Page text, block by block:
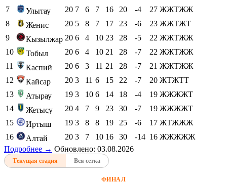
7
Улытау 20 7 6 7 16 20 -4 27 ЖЖТЖЖ
8
Женис 20 5 8 7 17 23 -6 23 ЖЖТЖТ
9
Кызылжар 20 6 4 10 23 28 -5 22 ЖЖТЖЖ
10
Тобыл 20 6 4 10 21 28 -7 22 ЖЖТЖЖ
11
Каспий 20 6 3 11 21 28 -7 21 ЖЖТЖЖ
12
Кайсар 20 3 11 6 15 22 -7 20 ЖТЖТТ
13
Атырау 19 3 10 6 14 18 -4 19 ЖЖЖЖТ
14
Жетысу 20 4 7 9 23 30 -7 19 ЖЖЖЖТ
15
Иртыш 19 3 8 8 19 25 -6 17 ЖТЖЖЖ
16
Алтай 20 3 7 10 16 30 -14 16 ЖЖЖЖЖ
Подробнее → Обновлено: 03.08.2026
Текущая стадия Вся сетка
ФИНАЛ